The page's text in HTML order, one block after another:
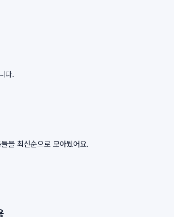
다.
을 최신순으로 모아뒀어요.